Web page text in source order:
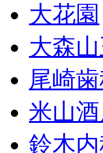
大花園
大森
尾崎
米山
鈴木